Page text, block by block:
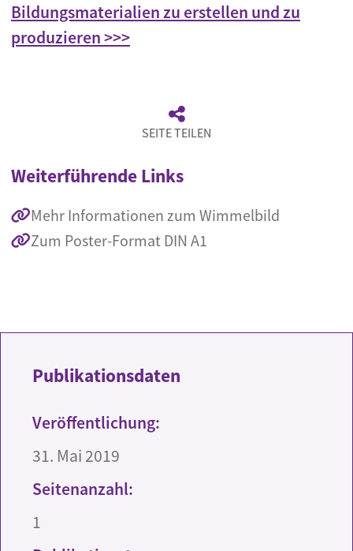
Bildungsmaterialien zu erstellen und zu
produzieren >>>
SEITE TEILEN
Weiterführende Links
Mehr Informationen zum Wimmelbild
Zum Poster-Format DIN A1
Publikationsdaten
Veröffentlichung:
31. Mai 2019
Seitenanzahl:
1